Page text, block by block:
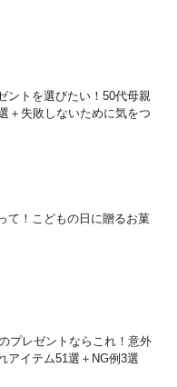
ントを選びたい！50代母親
＋失敗しないために気をつ
て！こどもの日に贈るお菓
プレゼントならこれ！意外
アイテム51選＋NG例3選